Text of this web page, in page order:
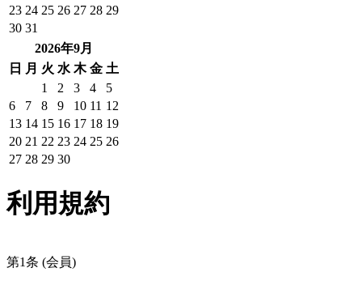
23 24 25 26 27 28 29
30 31
2026年9月
日
月 火 水 木 金 土
1
2 3 4
5
6
7 8 9 10 11 12
13 14 15 16 17 18 19
20 21 22 23 24 25 26
27 28 29 30
利用規約
第1条 (会員)